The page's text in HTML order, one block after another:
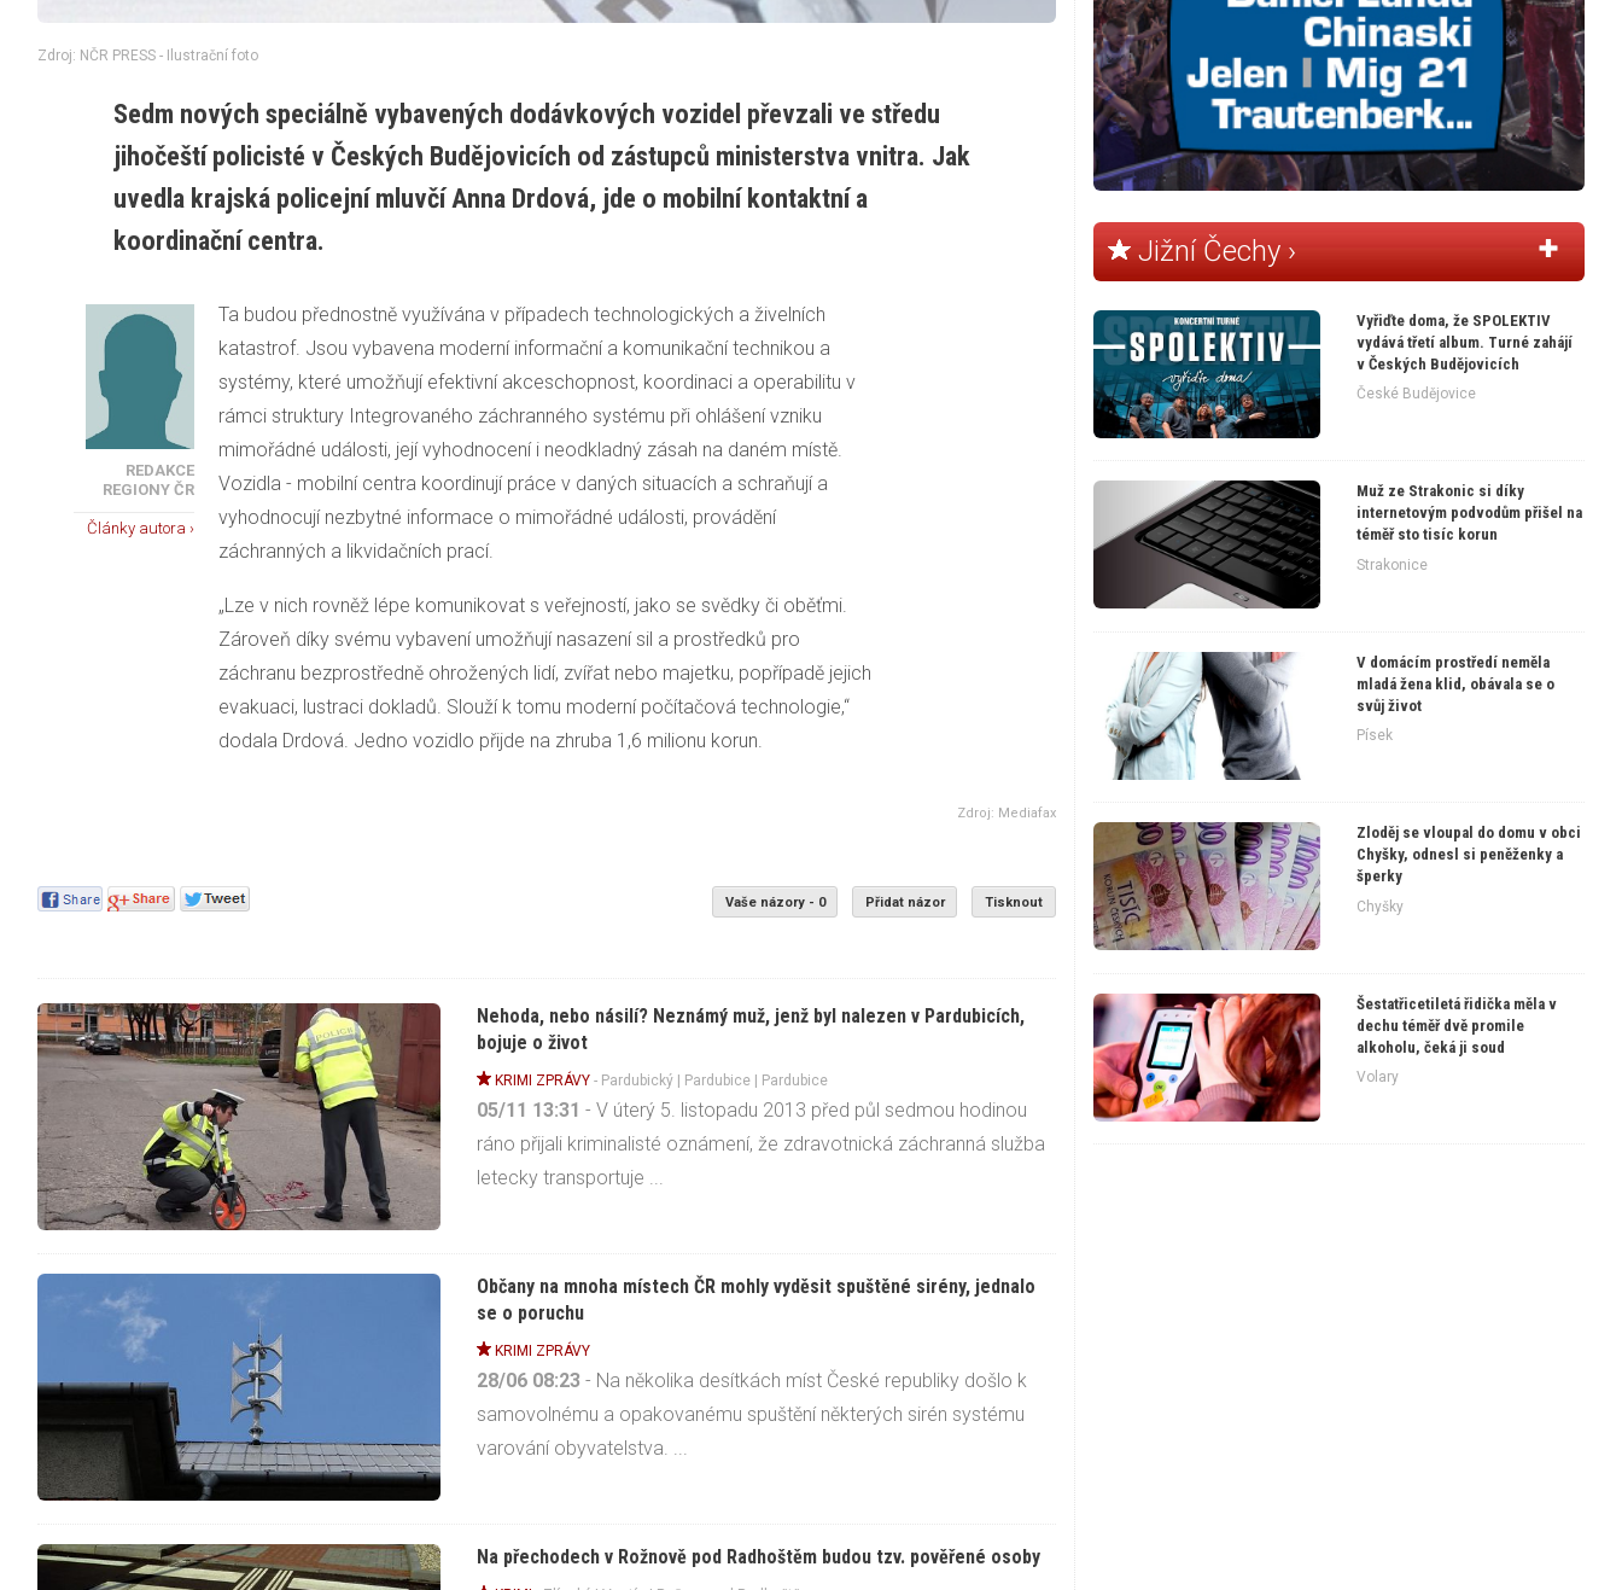
Zdroj: NČR PRESS - Ilustrační foto
Sedm nových speciálně vybavených dodávkových vozidel převzali ve středu
jihočeští policisté v Českých Budějovicích od zástupců ministerstva vnitra. Jak
uvedla krajská policejní mluvčí Anna Drdová, jde o mobilní kontaktní a
koordinační centra.
REDAKCE
REGIONY ČR
Články autora ›
Ta budou přednostně využívána v případech technologických a živelních
katastrof. Jsou vybavena moderní informační a komunikační technikou a
systémy, které umožňují efektivní akceschopnost, koordinaci a operabilitu v
rámci struktury Integrovaného záchranného systému při ohlášení vzniku
mimořádné události, její vyhodnocení i neodkladný zásah na daném místě.
Vozidla - mobilní centra koordinují práce v daných situacích a schraňují a
vyhodnocují nezbytné informace o mimořádné události, provádění
záchranných a likvidačních prací.
„Lze v nich rovněž lépe komunikovat s veřejností, jako se svědky či oběťmi.
Zároveň díky svému vybavení umožňují nasazení sil a prostředků pro
záchranu bezprostředně ohrožených lidí, zvířat nebo majetku, popřípadě jejich
evakuaci, lustraci dokladů. Slouží k tomu moderní počítačová technologie,“
dodala Drdová. Jedno vozidlo přijde na zhruba 1,6 milionu korun.
Zdroj: Mediafax
Vaše názory - 0 Přidat názor Tisknout
Nehoda, nebo násilí? Neznámý muž, jenž byl nalezen v Pardubicích,
bojuje o život
KRIMI ZPRÁVY - Pardubický Pardubice | Pardubice
05/11 13:31 - V úterý 5. listopadu 2013 před půl sedmou hodinou
ráno přijali kriminalisté oznámení, že zdravotnická záchranná služba
letecky transportuje ...
Občany na mnoha místech ČR mohly vyděsit spuštěné sirény, jednalo
se o poruchu
KRIMI ZPRÁVY
28/06 08:23 - Na několika desítkách míst České republiky došlo k
samovolnému a opakovanému spuštění některých sirén systému
varování obyvatelstva. ...
Na přechodech v Rožnově pod Radhoštěm budou tzv. pověřené osoby
Jižní Čechy ›
Vyřiďte doma, že SPOLEKTIV
vydává třetí album. Turné zahájí
v Českých Budějovicích
České Budějovice
Muž ze Strakonic si díky
internetovým podvodům přišel na
téměř sto tisíc korun
Strakonice
V domácím prostředí neměla
mladá žena klid, obávala se o
svůj život
Písek
Zloděj se vloupal do domu v obci
Chyšky, odnesl si peněženky a
šperky
Chyšky
Šestatřicetiletá řidička měla v
dechu téměř dvě promile
alkoholu, čeká ji soud
Volary